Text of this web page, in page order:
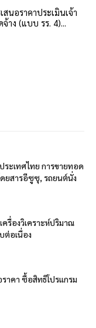
สนอราคาประเมินเจ้า
าง (แบบ รร. 4)...
ะเทศไทย การขายทอด
ยสารอีซูซุ, รถยนต์นั่ง
รื่องวิเคราะห์ปริมาณ
ต่อเนื่อง
าคา ซื้อสิทธิโปรแกรม